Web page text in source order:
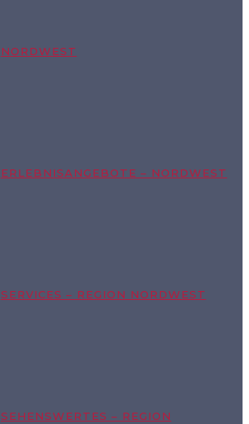
NORDWEST
ERLEBNISANGEBOTE – NORDWEST
SERVICES – REGION NORDWEST
SEHENSWERTES – REGION